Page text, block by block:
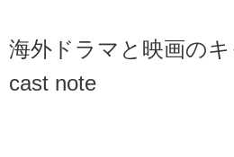
海外ドラマと映画の
cast note